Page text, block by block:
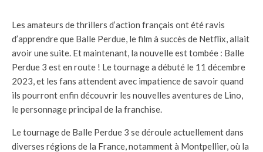
Les amateurs de thrillers d’action français ont été ravis
d’apprendre que Balle Perdue, le film à succès de Netflix, allait
avoir une suite. Et maintenant, la nouvelle est tombée : Balle
Perdue 3 est en route ! Le tournage a débuté le 11 décembre
2023, et les fans attendent avec impatience de savoir quand
ils pourront enfin découvrir les nouvelles aventures de Lino,
le personnage principal de la franchise.
Le tournage de Balle Perdue 3 se déroule actuellement dans
diverses régions de la France, notamment à Montpellier, où la